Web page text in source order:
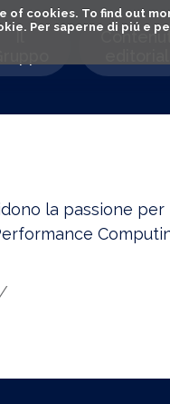
of cookies. To find out
Per saperne di piú e
Il
la passione